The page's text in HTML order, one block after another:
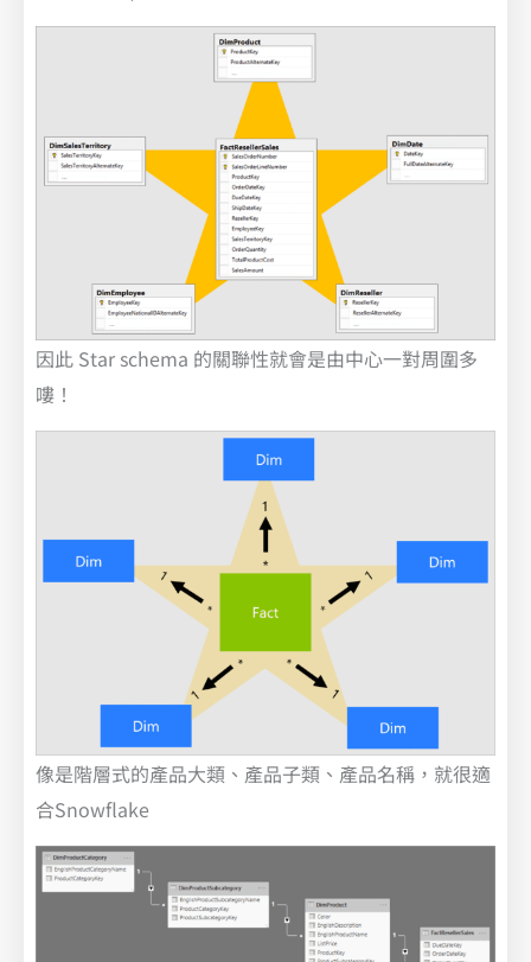
因此 Star schema 的關聯性就會是由中心一對周圍多
嘍！
像是階層式的產品大類、產品子類、產品名稱，就很適
合Snowflake